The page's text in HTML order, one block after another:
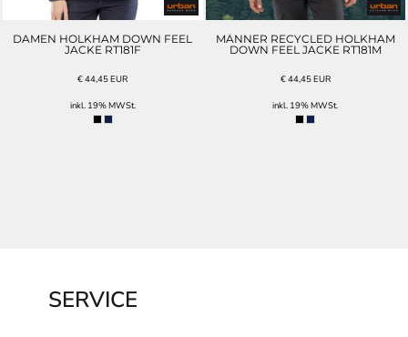
DAMEN HOLKHAM DOWN FEEL
JACKE RT181F
€44,45EUR
inkl. 19% MWSt.
MÄNNER RECYCLED HOLKHAM
DOWN FEEL JACKE RT181M
€44,45EUR
inkl. 19% MWSt.
SERVICE